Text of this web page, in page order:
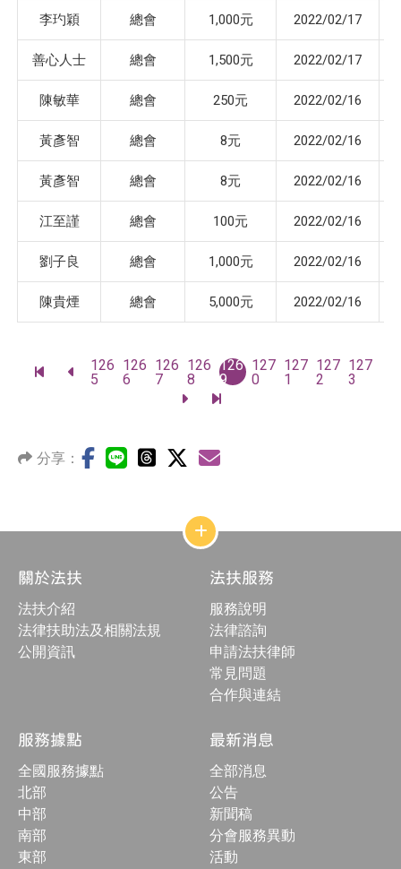
李玓穎 總會 1,000元 2022/02/17
善心人士 總會 1,500元 2022/02/17
陳敏華 總會 250元 2022/02/16
黃彥智 總會 8元 2022/02/16
黃彥智 總會 8元 2022/02/16
江至謹 總會 100元 2022/02/16
劉子良 總會 1,000元 2022/02/16
陳貴煙 總會 5,000元 2022/02/16
頁
126
5
126
6
126
7
126
8
126
9
127
0
127
1
127
2
127
3
一
頁
分享：
網
站
結
構
合
按
鈕
關於法扶
法扶介紹
法律扶助法及相關法規
公開資訊
法扶服務
服務說明
法律諮詢
申請法扶律師
常見問題
合作與連結
服務據點
全國服務據點
北部
中部
南部
東部
最新消息
全部消息
公告
新聞稿
分會服務異動
活動